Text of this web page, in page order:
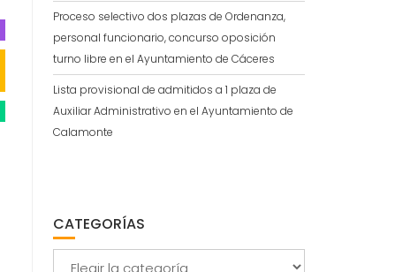
Proceso selectivo dos plazas de Ordenanza,
personal funcionario, concurso oposición
turno libre en el Ayuntamiento de Cáceres
Lista provisional de admitidos a 1 plaza de
Auxiliar Administrativo en el Ayuntamiento de
Calamonte
CATEGORÍAS